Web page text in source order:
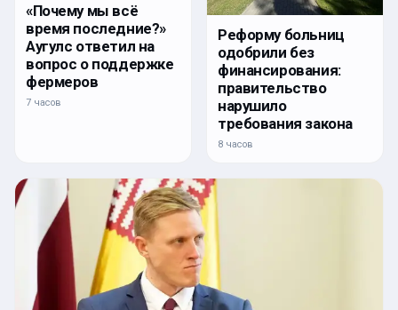
«Почему мы всё
время последние?»
Аугулс ответил на
вопрос о поддержке
фермеров
7 часов
Реформу больниц
одобрили без
финансирования:
правительство
нарушило
требования закона
8 часов